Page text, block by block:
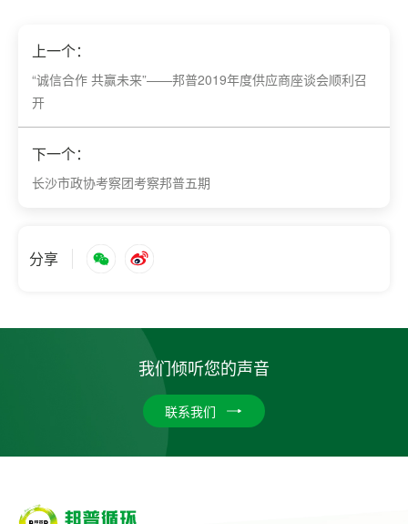
上一个：
“诚信合作 共赢未来”——邦普2019年度供应商座谈会顺利召
开
下一个：
长沙市政协考察团考察邦普五期
分享
我们倾听您的声音
联系我们